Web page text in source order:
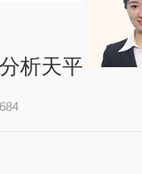
析天平